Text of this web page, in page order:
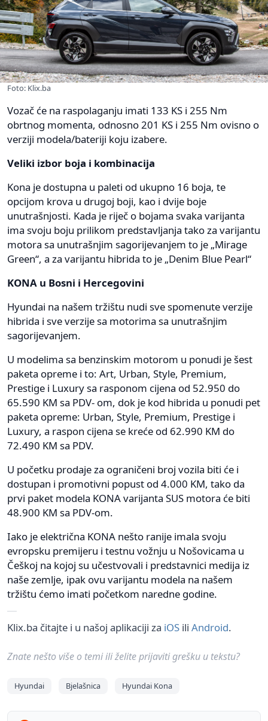
Foto: Klix.ba
Vozač će na raspolaganju imati 133 KS i 255 Nm
obrtnog momenta, odnosno 201 KS i 255 Nm ovisno o
verziji modela/bateriji koju izabere.
Veliki izbor boja i kombinacija
Kona je dostupna u paleti od ukupno 16 boja, te
opcijom krova u drugoj boji, kao i dvije boje
unutrašnjosti. Kada je riječ o bojama svaka varijanta
ima svoju boju prilikom predstavljanja tako za varijantu
motora sa unutrašnjim sagorijevanjem to je „Mirage
Green“, a za varijantu hibrida to je „Denim Blue Pearl“
KONA u Bosni i Hercegovini
Hyundai na našem tržištu nudi sve spomenute verzije
hibrida i sve verzije sa motorima sa unutrašnjim
sagorijevanjem.
U modelima sa benzinskim motorom u ponudi je šest
paketa opreme i to: Art, Urban, Style, Premium,
Prestige i Luxury sa rasponom cijena od 52.950 do
65.590 KM sa PDV- om, dok je kod hibrida u ponudi pet
paketa opreme: Urban, Style, Premium, Prestige i
Luxury, a raspon cijena se kreće od 62.990 KM do
72.490 KM sa PDV.
U početku prodaje za ograničeni broj vozila biti će i
dostupan i promotivni popust od 4.000 KM, tako da
prvi paket modela KONA varijanta SUS motora će biti
48.900 KM sa PDV-om.
Iako je električna KONA nešto ranije imala svoju
evropsku premijeru i testnu vožnju u Nošovicama u
Češkoj na kojoj su učestvovali i predstavnici medija iz
naše zemlje, ipak ovu varijantu modela na našem
tržištu ćemo imati početkom naredne godine.
Klix.ba čitajte i u našoj aplikaciji za iOS ili Android.
Znate nešto više o temi ili želite prijaviti grešku u tekstu?
Hyundai Bjelašnica Hyundai Kona